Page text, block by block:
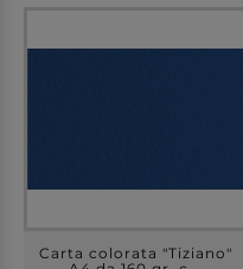
Carta colorata "Tiziano"